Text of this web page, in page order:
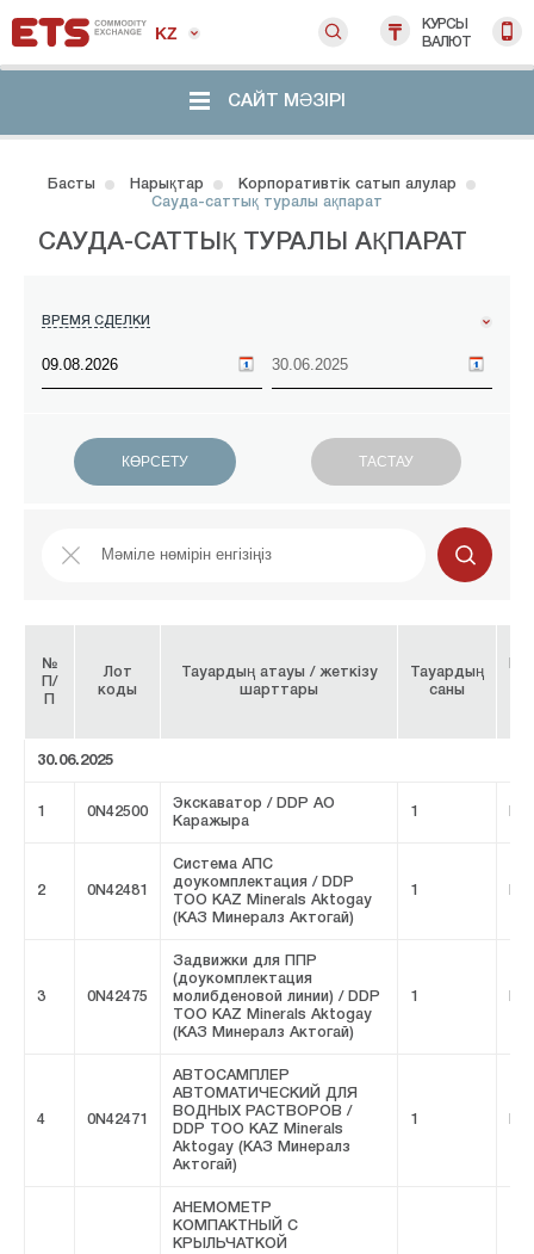
KZ
КУРСЫ
ВАЛЮТ
САЙТ МӘЗІРІ
Басты Нарықтар
Корпоративтік сатып алулар
Сауда-саттық туралы ақпарат
САУДА-САТТЫҚ ТУРАЛЫ АҚПАРАТ
ВРЕМЯ СДЕЛКИ
№
П/
П
Лот
коды
Тауардың атауы / жеткізу
шарттары
Тауардың
саны
30.06.2025
1 0N42500
Экскаватор / DDP АО
Каражыра
1
2 0N42481
Система АПС
доукомплектация / DDP
ТОО KAZ Minerals Aktogay
(КАЗ Минералз Актогай)
1
3 0N42475
Задвижки для ППР
(доукомплектация
молибденовой линии) / DDP
ТОО KAZ Minerals Aktogay
(КАЗ Минералз Актогай)
1
4 0N42471
АВТОСАМПЛЕР
АВТОМАТИЧЕСКИЙ ДЛЯ
ВОДНЫХ РАСТВОРОВ /
DDP ТОО KAZ Minerals
Aktogay (КАЗ Минералз
Актогай)
1
АНЕМОМЕТР
КОМПАКТНЫЙ С
КРЫЛЬЧАТКОЙ